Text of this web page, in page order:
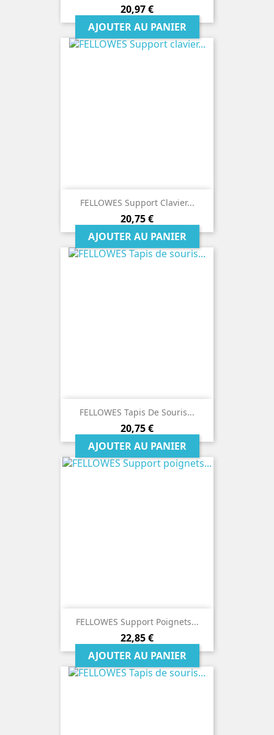
Prix
20,97 €
AJOUTER AU PANIER
FELLOWES Support Clavier...
Prix
20,75 €
AJOUTER AU PANIER
FELLOWES Tapis De Souris...
Prix
20,75 €
AJOUTER AU PANIER
FELLOWES Support Poignets...
Prix
22,85 €
AJOUTER AU PANIER